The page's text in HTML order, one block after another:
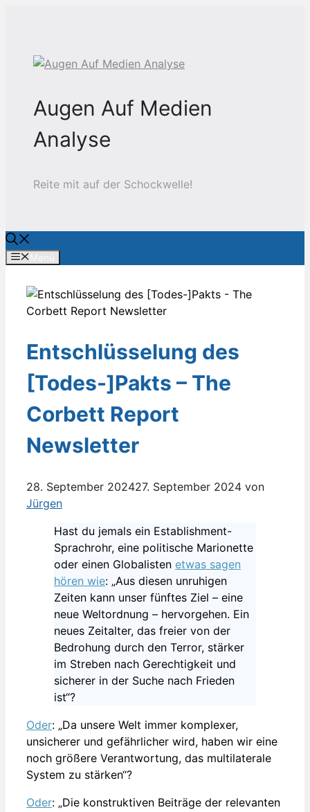
Augen Auf Medien
Analyse
Reite mit auf der Schockwelle!
Menü
Entschlüsselung des
[Todes-]Pakts – The
Corbett Report
Newsletter
28. September 202427. September 2024 von
Jürgen
Hast du jemals ein Establishment-
Sprachrohr, eine politische Marionette
oder einen Globalisten etwas sagen
hören wie: „Aus diesen unruhigen
Zeiten kann unser fünftes Ziel – eine
neue Weltordnung – hervorgehen. Ein
neues Zeitalter, das freier von der
Bedrohung durch den Terror, stärker
im Streben nach Gerechtigkeit und
sicherer in der Suche nach Frieden
ist“?
Oder: „Da unsere Welt immer komplexer,
unsicherer und gefährlicher wird, haben wir eine
noch größere Verantwortung, das multilaterale
System zu stärken“?
Oder: „Die konstruktiven Beiträge der relevanten